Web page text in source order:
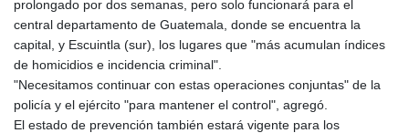
prolongado por dos semanas, pero solo funcionará para el
central departamento de Guatemala, donde se encuentra la
capital, y Escuintla (sur), los lugares que "más acumulan índices
de homicidios e incidencia criminal".
"Necesitamos continuar con estas operaciones conjuntas" de la
policía y el ejército "para mantener el control", agregó.
El estado de prevención también estará vigente para los